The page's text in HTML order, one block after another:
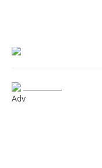
Adv